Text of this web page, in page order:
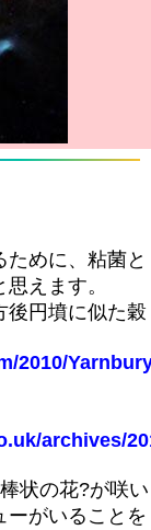
めに、粘菌と
えます。
後円墳に似た穀
2010/
archives/
状の花?が咲い
ーがいることを